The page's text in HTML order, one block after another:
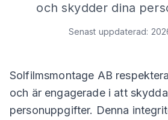
och skydder dina
Senast uppdaterad:
Solfilmsmontage AB
och är engagerade i att
personuppgifter. Denna